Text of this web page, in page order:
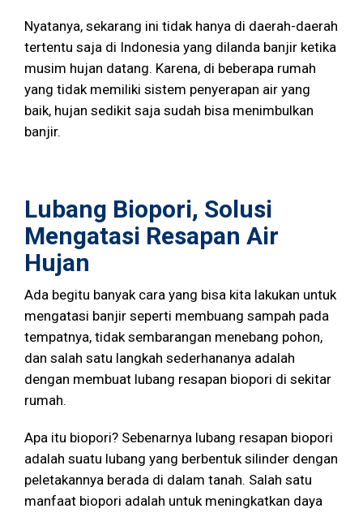
Nyatanya, sekarang ini tidak hanya di daerah-daerah
tertentu saja di Indonesia yang dilanda banjir ketika
musim hujan datang. Karena, di beberapa rumah
yang tidak memiliki sistem penyerapan air yang
baik, hujan sedikit saja sudah bisa menimbulkan
banjir.
Lubang Biopori, Solusi
Mengatasi Resapan Air
Hujan
Ada begitu banyak cara yang bisa kita lakukan untuk
mengatasi banjir seperti membuang sampah pada
tempatnya, tidak sembarangan menebang pohon,
dan salah satu langkah sederhananya adalah
dengan membuat lubang resapan biopori di sekitar
rumah.
Apa itu biopori? Sebenarnya lubang resapan biopori
adalah suatu lubang yang berbentuk silinder dengan
peletakannya berada di dalam tanah. Salah satu
manfaat biopori adalah untuk meningkatkan daya